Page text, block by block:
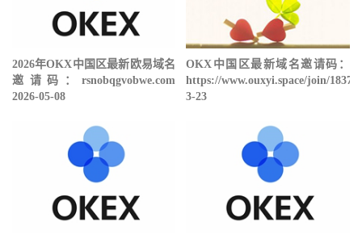
2026年OKX中国区最新欧易域名
邀请码：rsnobqgvobwe.com
2026-05-08
OKX中国区最新域名邀请码：
https://www.ouxyi.space/join/
3-23